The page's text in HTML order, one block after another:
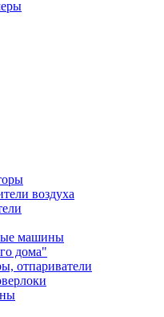
воздуха
машины
дома"
отпариватели